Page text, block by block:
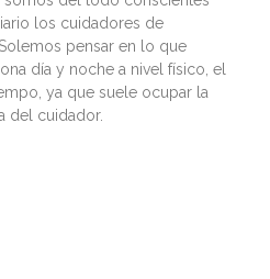
los cuidadores de
pensar en lo que
día y noche a nivel físico, el
ya que suele ocupar la
del cuidador.